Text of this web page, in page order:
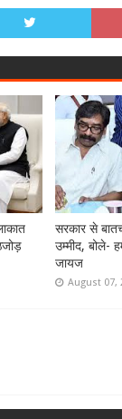
सरकार से
उम्मीद, बोले-
जायज
August 07,